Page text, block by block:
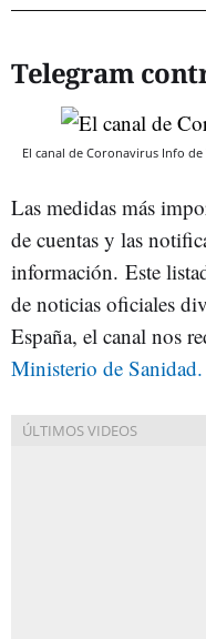
Telegram
El canal de Coronavirus Info de
Las medidas más
de cuentas y las
información. Este
de noticias oficiales
España, el canal nos
Ministerio de Sanidad.